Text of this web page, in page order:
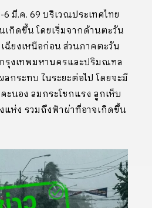
มี.ค. 69 บริเวณประเทศไทย
กิดขึ้น โดยเริ่มจากด้านตะวัน
ฉียงเหนือก่อน ส่วนภาคตะวัน
รุงเทพมหานครและปริมณฑล
กระทบ ในระยะต่อไป โดยจะมี
นอง ลมกระโชกแรง ลูกเห็บ
ห่ง รวมถึงฟ้าผ่าที่อาจเกิดขึ้น